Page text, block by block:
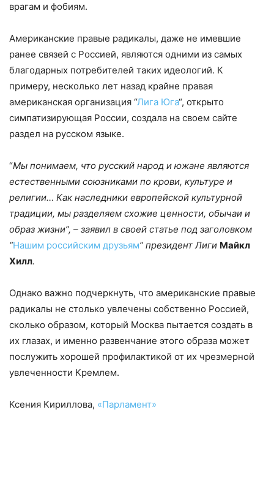
врагам и фобиям.
Американские правые радикалы, даже не имевшие
ранее связей с Россией, являются одними из самых
благодарных потребителей таких идеологий. К
примеру, несколько лет назад крайне правая
американская организация “Лига Юга“, открыто
симпатизирующая России, создала на своем сайте
раздел на русском языке.
“Мы понимаем, что русский народ и южане являются
естественными союзниками по крови, культуре и
религии… Как наследники европейской культурной
традиции, мы разделяем схожие ценности, обычаи и
образ жизни”, – заявил в своей статье под заголовком
“Нашим российским друзьям” президент Лиги Майкл
Хилл.
Однако важно подчеркнуть, что американские правые
радикалы не столько увлечены собственно Россией,
сколько образом, который Москва пытается создать в
их глазах, и именно развенчание этого образа может
послужить хорошей профилактикой от их чрезмерной
увлеченности Кремлем.
Ксения Кириллова, «Парламент»